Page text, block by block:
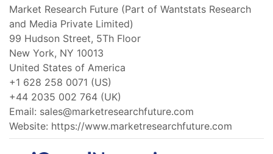
Market Research Future (Part of Wantstats Research
and Media Private Limited)
99 Hudson Street, 5Th Floor
New York, NY 10013
United States of America
+1 628 258 0071 (US)
+44 2035 002 764 (UK)
Email: sales@marketresearchfuture.com
Website: https://www.marketresearchfuture.com